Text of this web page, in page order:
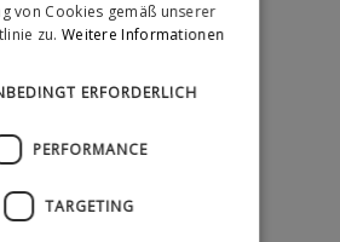
von Cookies gemäß unserer
zu.Weitere Informationen
ERFORDERLICH
PERFORMANCE
TARGETING